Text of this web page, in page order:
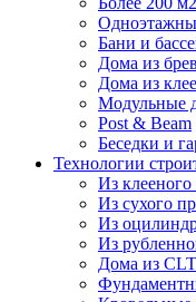
Бани и
Дома из
Дома из
Модульные
Post & Beam
Беседки и
Технологии
Из клееного
Из сухого
Из
Из
Дома из